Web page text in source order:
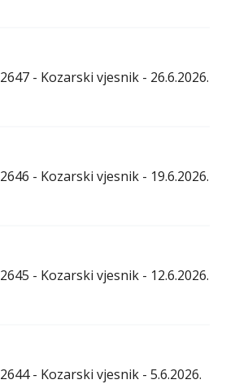
2647 - Kozarski vjesnik - 26.6.2026.
2646 - Kozarski vjesnik - 19.6.2026.
2645 - Kozarski vjesnik - 12.6.2026.
2644 - Kozarski vjesnik - 5.6.2026.